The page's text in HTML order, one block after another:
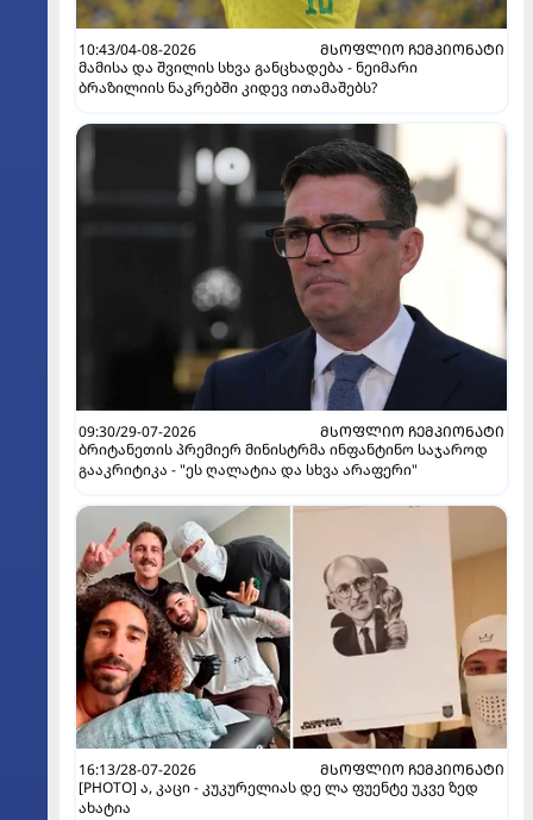
10:43/04-08-2026
ᲛᲡᲝᲤᲚᲘᲝ ᲩᲔᲛᲞᲘᲝᲜᲐᲢᲘ
მამისა და შვილის სხვა განცხადება - ნეიმარი
ბრაზილიის ნაკრებში კიდევ ითამაშებს?
09:30/29-07-2026
ᲛᲡᲝᲤᲚᲘᲝ ᲩᲔᲛᲞᲘᲝᲜᲐᲢᲘ
ბრიტანეთის პრემიერ მინისტრმა ინფანტინო საჯაროდ
გააკრიტიკა - "ეს ღალატია და სხვა არაფერი"
16:13/28-07-2026
ᲛᲡᲝᲤᲚᲘᲝ ᲩᲔᲛᲞᲘᲝᲜᲐᲢᲘ
[PHOTO] ა, კაცი - კუკურელიას დე ლა ფუენტე უკვე ზედ
ახატია